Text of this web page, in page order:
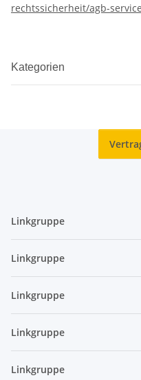
rechtssicherheit/agb-service
Kategorien
Linkgruppe
Linkgruppe
Linkgruppe
Linkgruppe
Linkgruppe